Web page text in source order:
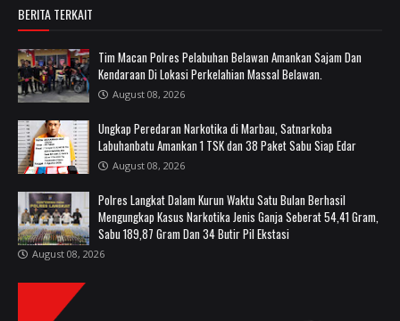
BERITA TERKAIT
Tim Macan Polres Pelabuhan Belawan Amankan Sajam Dan
Kendaraan Di Lokasi Perkelahian Massal Belawan.
August 08, 2026
Ungkap Peredaran Narkotika di Marbau, Satnarkoba
Labuhanbatu Amankan 1 TSK dan 38 Paket Sabu Siap Edar
August 08, 2026
Polres Langkat Dalam Kurun Waktu Satu Bulan Berhasil
Mengungkap Kasus Narkotika Jenis Ganja Seberat 54,41 Gram,
Sabu 189,87 Gram Dan 34 Butir Pil Ekstasi
August 08, 2026